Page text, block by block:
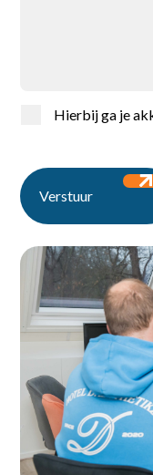
Home
Vacatures
Voor
Over ons
Contact
Ontdek de
Hierbij ga je
Verstuur